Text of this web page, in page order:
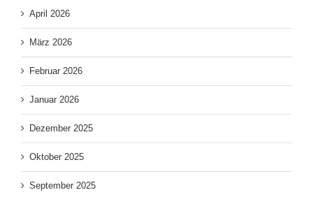
April 2026
März 2026
Februar 2026
Januar 2026
Dezember 2025
Oktober 2025
September 2025